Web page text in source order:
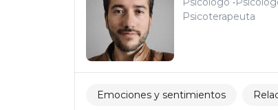
Psicoterapeuta
Emociones y sentimientos